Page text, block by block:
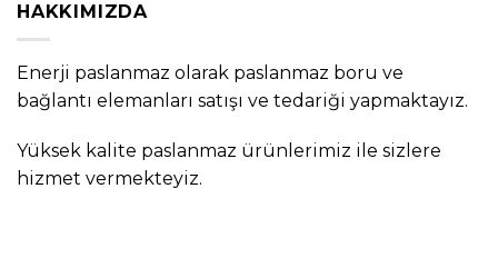
HAKKIMIZDA
Enerji paslanmaz olarak paslanmaz boru ve
bağlantı elemanları satışı ve tedariği yapmaktayız.
Yüksek kalite paslanmaz ürünlerimiz ile sizlere
hizmet vermekteyiz.